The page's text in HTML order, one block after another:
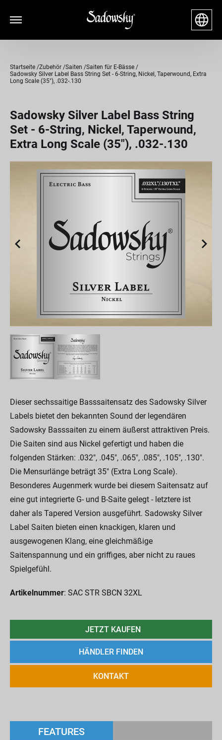
Startseite Zubehör Saiten
Saiten für E-Bässe
Sadowsky Silver Label Bass String Set - 6-String, Nickel, Taperwound, Extra
Long Scale (35"), .032-.130
Sadowsky Silver Label Bass String
Set - 6-String, Nickel, Taperwound,
Extra Long Scale (35"), .032-.130
Dieser sechssaitige Basssaitensatz des Sadowsky Silver
Labels bietet den bekannten Sound der legendären
Sadowsky Basssaiten zu einem äußerst attraktiven Preis.
Die Saiten sind aus Nickel gefertigt und haben die
folgenden Stärken: .032", .045", .065", .085", .105", .130".
Die Mensurlänge beträgt 35" (Extra Long Scale).
Besonderes Augenmerk wurde bei diesem Saitensatz auf
eine gut integrierte G- und B-Saite gelegt - letztere ist
daher als Tapered Version ausgeführt. Sadowsky Silver
Label Saiten bieten einen knackigen, klaren und
ausgewogenen Klang, eine gleichmäßige
Saitenspannung und ein griffiges, aber nicht zu raues
Spielgefühl.
Artikelnummer: SAC STR SBCN 32XL
JETZT KAUFEN
HÄNDLER FINDEN
KONTAKT
FEATURES